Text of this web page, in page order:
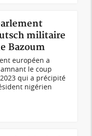
militaire
Bazoum
européen a
le coup
qui a précipité
nigérien